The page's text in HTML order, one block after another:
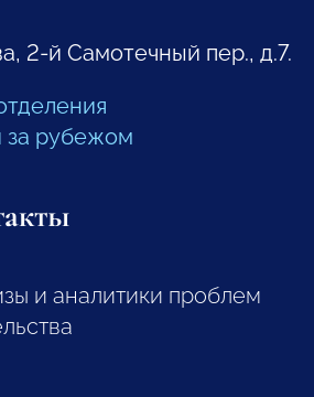
2-й Самотечный пер., д.7.
за рубежом
и аналитики проблем